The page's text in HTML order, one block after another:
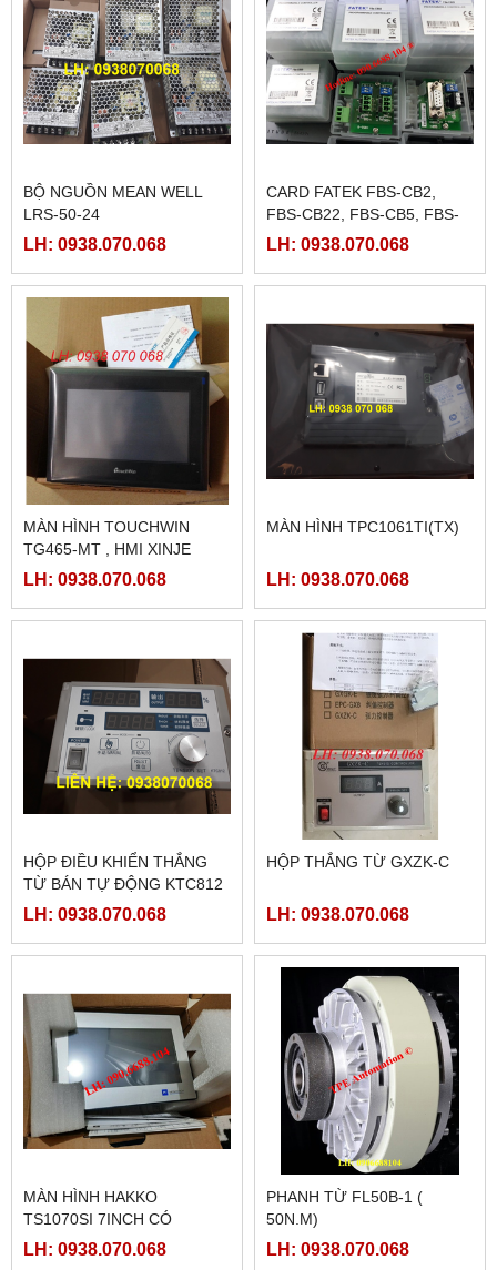
BỘ NGUỒN MEAN WELL
LRS-50-24
LH: 0938.070.068
CARD FATEK FBS-CB2,
FBS-CB22, FBS-CB5, FBS-
CB25, FBS-CB55
LH: 0938.070.068
MÀN HÌNH TOUCHWIN
TG465-MT , HMI XINJE
TG465-MT
LH: 0938.070.068
MÀN HÌNH TPC1061TI(TX)
LH: 0938.070.068
HỘP ĐIỀU KHIỂN THẮNG
TỪ BÁN TỰ ĐỘNG KTC812
LH: 0938.070.068
HỘP THẮNG TỪ GXZK-C
LH: 0938.070.068
MÀN HÌNH HAKKO
TS1070SI 7INCH CÓ
ETHERNET
LH: 0938.070.068
PHANH TỪ FL50B-1 (
50N.M)
LH: 0938.070.068